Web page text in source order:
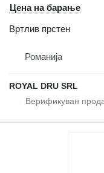
Цена на барање
Вртлив прстен
Романија
ROYAL DRU SRL